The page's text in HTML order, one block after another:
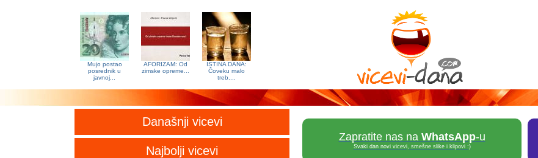
Mujo postao
posrednik u
javnoj...
AFORIZAM: Od
zimske opreme...
ISTINA DANA:
Čoveku malo
treb....
Današnji vicevi
Najbolji vicevi
Zapratite nas na WhatsApp-u
Svaki dan novi vicevi, smešne slike i klipovi :)